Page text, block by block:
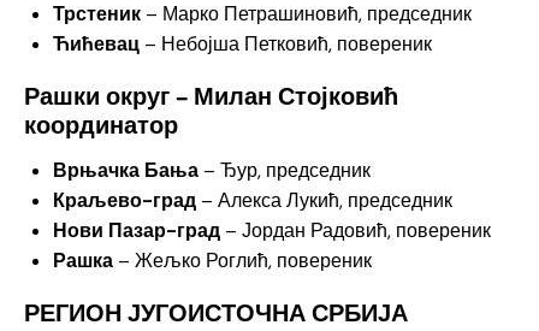
Трстеник – Марко Петрашиновић, председник
Ћићевац – Небојша Петковић, повереник
Рашки округ – Милан Стојковић
координатор
Врњачка Бања – Ђур, председник
Краљево-град – Алекса Лукић, председник
Нови Пазар-град – Јордан Радовић, повереник
Рашка – Жељко Роглић, повереник
РЕГИОН ЈУГОИСТОЧНА СРБИЈА